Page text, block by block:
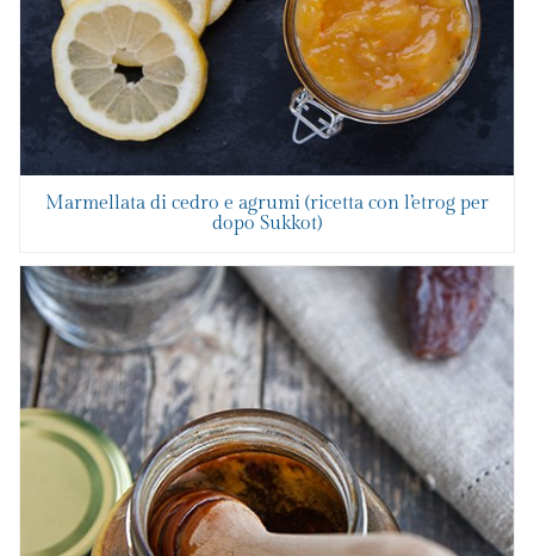
Marmellata di cedro e agrumi (ricetta con l’etrog per
dopo Sukkot)